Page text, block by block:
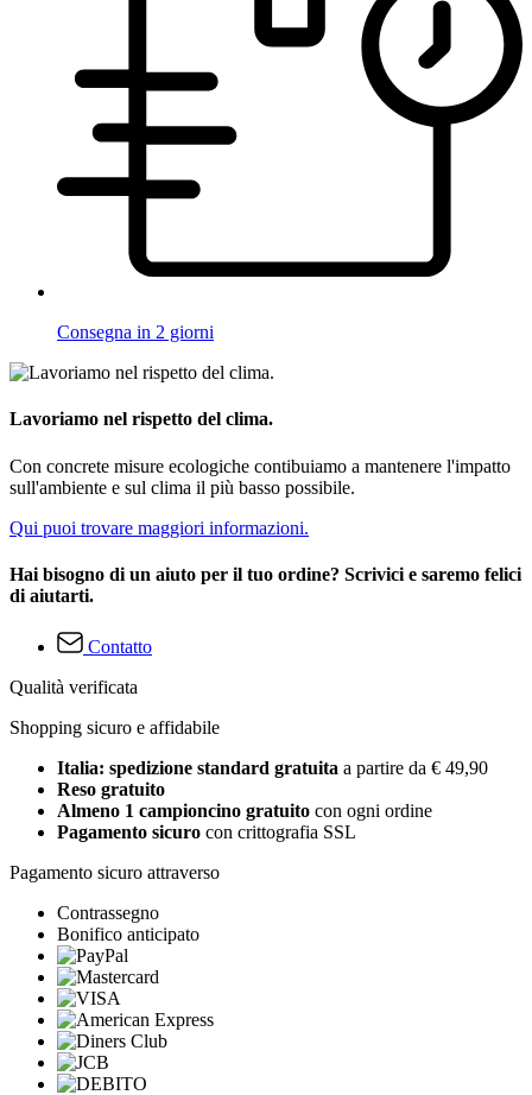
Consegna in 2 giorni
Lavoriamo nel rispetto del clima.
Con concrete misure ecologiche contibuiamo a mantenere l'impatto
sull'ambiente e sul clima il più basso possibile.
Qui puoi trovare maggiori informazioni.
Hai bisogno di un aiuto per il tuo ordine? Scrivici e saremo felici
di aiutarti.
Contatto
Qualità verificata
Shopping sicuro e affidabile
Italia: spedizione standard gratuita a partire da € 49,90
Reso gratuito
Almeno 1 campioncino gratuito con ogni ordine
Pagamento sicuro con crittografia SSL
Pagamento sicuro attraverso
Contrassegno
Bonifico anticipato